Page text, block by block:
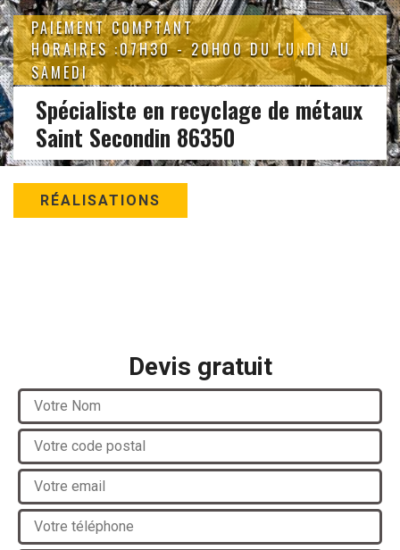
PAIEMENT COMPTANT
HORAIRES :07H30 - 20H00 DU LUNDI AU
SAMEDI
Spécialiste en recyclage de métaux
Saint Secondin 86350
RÉALISATIONS
Devis gratuit